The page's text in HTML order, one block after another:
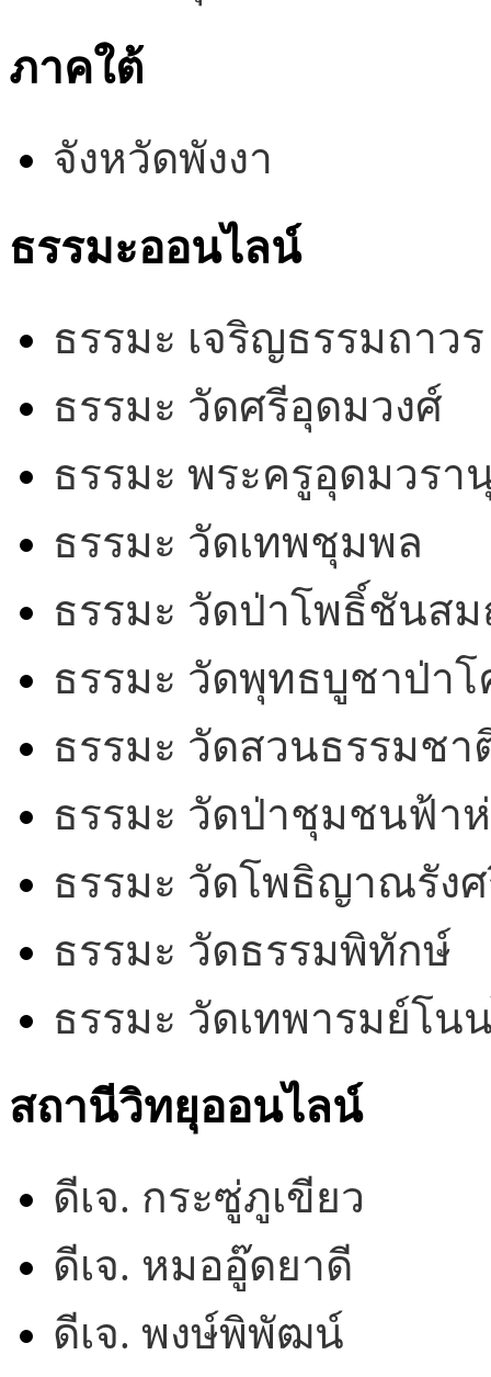
ภาคใต้
จังหวัดพังงา
ธรรมะออนไลน์
ธรรมะ เจริญธรรมถาวร
ธรรมะ วัดศรีอุดมวงศ์
ธรรมะ พระครูอุดมวรา
ธรรมะ วัดเทพชุมพล
ธรรมะ วัดป่าโพธิ์ชันส
ธรรมะ วัดพุทธบูชาป่า
ธรรมะ วัดสวนธรรมช
ธรรมะ วัดป่าชุมชนฟ้า
ธรรมะ วัดโพธิญาณรัง
ธรรมะ วัดธรรมพิทักษ์
ธรรมะ วัดเทพารมย์โน
สถานีวิทยุออนไลน์
ดีเจ. กระซู่ภูเขียว
ดีเจ. หมออู๊ดยาดี
ดีเจ. พงษ์พิพัฒน์